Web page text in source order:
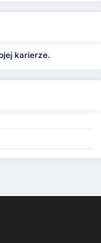
karierze.